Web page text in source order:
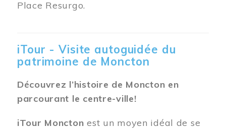
Place Resurgo.
iTour - Visite autoguidée du
patrimoine de Moncton
Découvrez l’histoire de Moncton en
parcourant le centre-ville!
iTour Moncton est un moyen idéal de se